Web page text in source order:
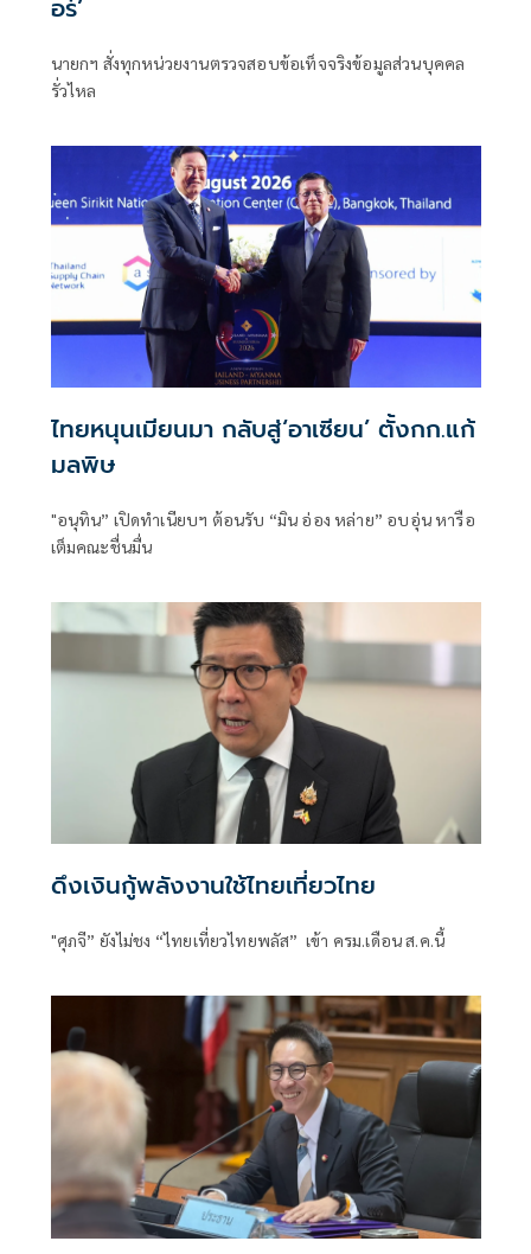
อร์’
นายกฯ สั่งทุกหน่วยงานตรวจสอบข้อเท็จจริงข้อมูลส่วนบุคคล
รั่วไหล
ไทยหนุนเมียนมา กลับสู่‘อาเซียน’ ตั้งกก.แก้
มลพิษ
"อนุทิน” เปิดทำเนียบฯ ต้อนรับ “มิน อ่อง หล่าย” อบอุ่น หารือ
เต็มคณะชื่นมื่น
ดึงเงินกู้พลังงานใช้ไทยเที่ยวไทย
"ศุภจี” ยังไม่ชง “ไทยเที่ยวไทยพลัส” เข้า ครม.เดือน ส.ค.นี้